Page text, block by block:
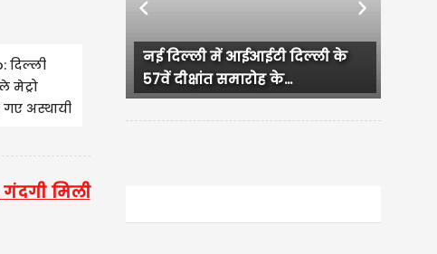
दिल्ली
मेट्रो
अस्थायी
मिली
Jalandhar में Grand Spa Center
में पुलिस की Raid, हिरासत...
Previous Next